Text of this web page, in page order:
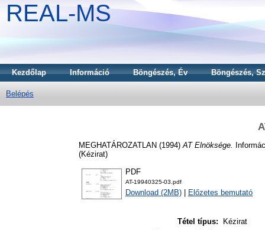
REAL-MS
Kezdőlap Információ Böngészés, Év Böngészés,
Belépés
MEGHATÁROZATLAN (1994) AT Elnöksége.
(Kézirat)
PDF
AT-19940325-03.pdf
Download (2MB) Előzetes bemutató
Tétel típus:
Kézirat